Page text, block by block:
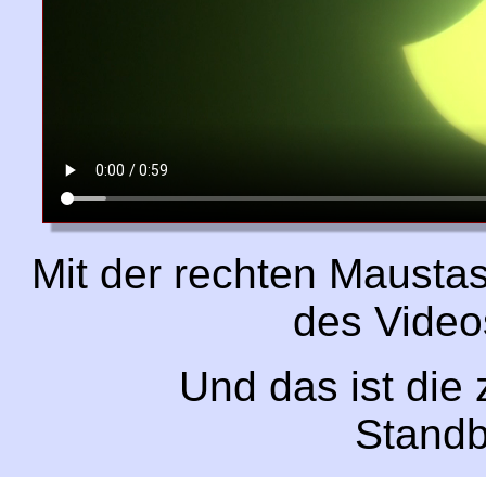
Mit der rechten
des
Und das ist die